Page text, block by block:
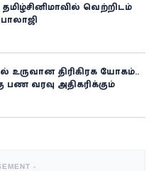
வெற்றிடம்
உருவான திரிகிரக யோகம்..
பண வரவு அதிகரிக்கும்
-